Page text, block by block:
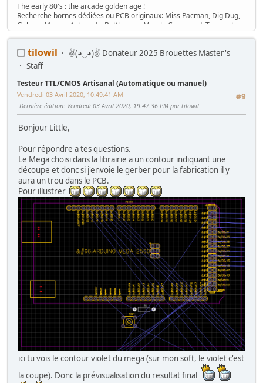
The early 80's : the arcade golden age !
Recherche bornes dédiées ou PCB originaux: Miss Pacman, Dig Dug,
Galaga, Mappy, Asteroids, Battlezone, Missile Command, Tempest,
Star Wars, Donkey Kong (+ Jr), Mario Bros, Moon Patrol, Defender,
Gottlieb des années 80 (Spirit, Amazon Hunt, ...), Baby Pac Man.
Divers : Ice Cold Beer =>
Magaming room, mastorage room
tilowil
✌(◕‿◕)✌ Donateur 2025 Brouettes Master's
Staff
Testeur TTL/CMOS Artisanal (Automatique ou manuel)
#9
Vendredi 03 Avril 2020, 10:49:41 AM
Dernière édition: Vendredi 03 Avril 2020, 19:47:36 PM par tilowil
Bonjour Little,
Pour répondre a tes questions.
Le Mega choisi dans la librairie a un contour indiquant une
découpe et donc si j'envoie le gerber pour la fabrication il y
aura un trou dans le PCB.
Pour illustrer
ici tu vois le contour violet du mega (sur mon soft, le violet c'est
la coupe). Donc la prévisualisation du resultat final